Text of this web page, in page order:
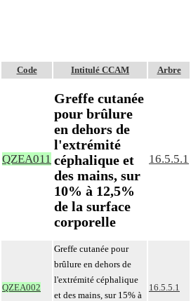
Code Intitulé CCAM Arbre
QZEA011
Greffe cutanée
pour brûlure
en dehors de
l'extrémité
céphalique et
des mains, sur
10% à 12,5%
de la surface
corporelle
16.5.5.1
QZEA002
Greffe cutanée pour
brûlure en dehors de
l'extrémité céphalique
et des mains, sur 15% à
16.5.5.1